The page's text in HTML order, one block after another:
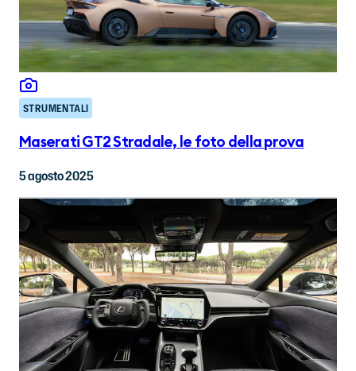
STRUMENTALI
Maserati GT2 Stradale, le foto della prova
5 agosto 2025